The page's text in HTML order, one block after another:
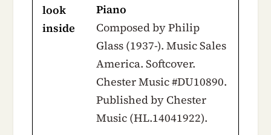
look
inside
Piano
Composed by Philip
Glass (1937-). Music Sales
America. Softcover.
Chester Music #DU10890.
Published by Chester
Music (HL.14041922).